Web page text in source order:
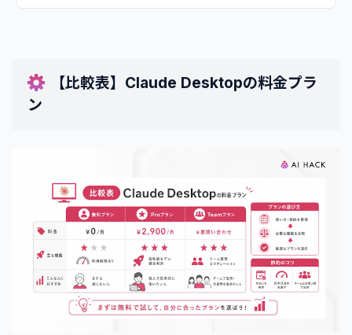
定期的に使うならまずProプランから始める
年間プランを選んで月額換算のコストを下げる
通常チャットとClaude Code・Coworkを使い分けて消
費量を抑える
Extra Usage（超過課金）を必要なときだけ有効にする
【FAQ】Claude Desktopの料金に関するよくある質問
Claude Desktopのダウンロード自体に料金はかかりま
すか？
【比較表】Claude Desktopの料金プラ
ン